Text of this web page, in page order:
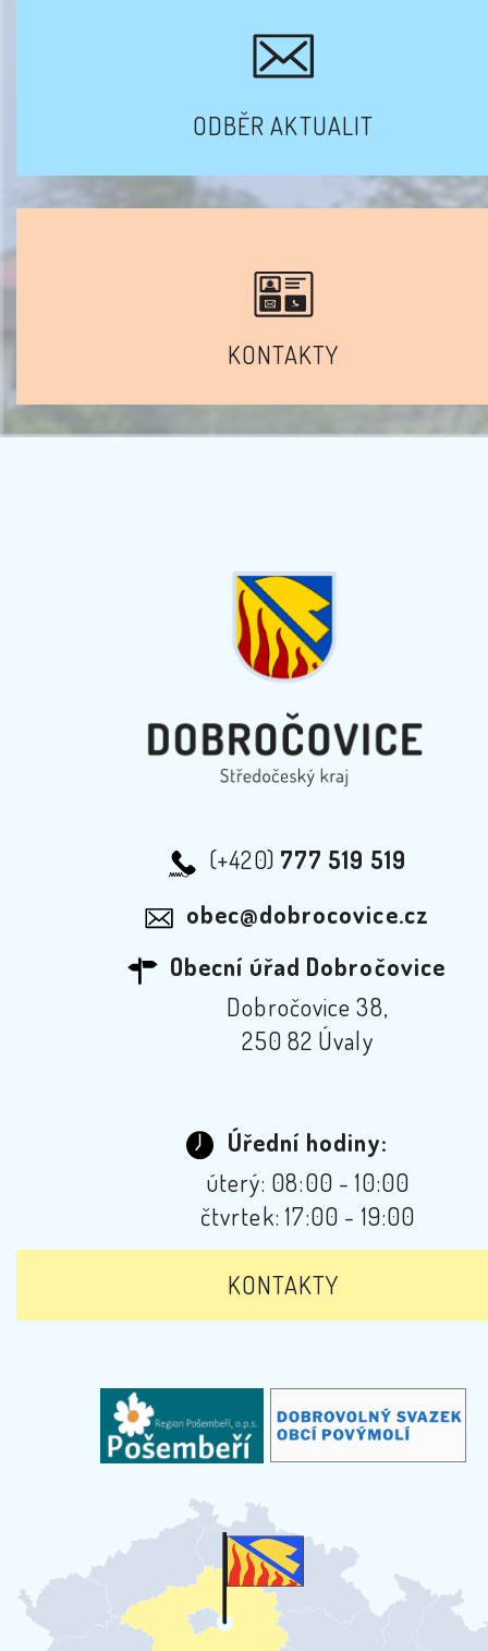
ODBĚR AKTUALIT
KONTAKTY
(+420) 777 519 519
obec@dobrocovice.cz
Obecní úřad Dobročovice
Dobročovice 38,
250 82 Úvaly
Úřední hodiny:
úterý: 08:00 - 10:00
čtvrtek: 17:00 - 19:00
KONTAKTY